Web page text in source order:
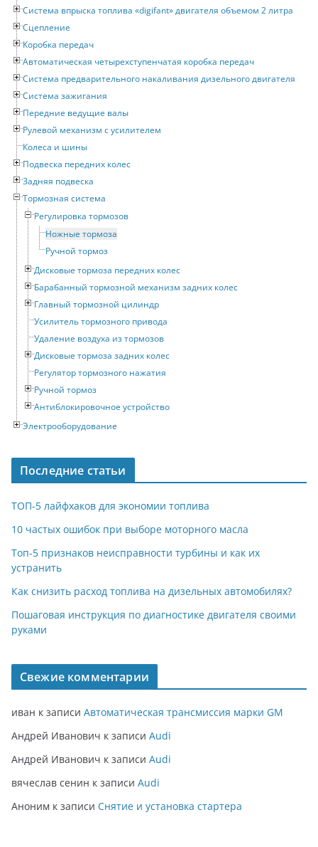
Система впрыска топлива «digifant» двигателя объемом 2 литра
Сцепление
Коробка передач
Автоматическая четырехступенчатая коробка передач
Система предварительного накаливания дизельного двигателя
Система зажигания
Передние ведущие валы
Рулевой механизм с усилителем
Колеса и шины
Подвеска передних колес
Задняя подвеска
Тормозная система
Регулировка тормозов
Ножные тормоза
Ручной тормоз
Дисковые тормоза передних колес
Барабанный тормозной механизм задних колес
Главный тормозной цилиндр
Усилитель тормозного привода
Удаление воздуха из тормозов
Дисковые тормоза задних колес
Регулятор тормозного нажатия
Ручной тормоз
Антиблокировочное устройство
Электрооборудование
Последние статьи
ТОП-5 лайфхаков для экономии топлива
10 частых ошибок при выборе моторного масла
Топ-5 признаков неисправности турбины и как их
устранить
Как снизить расход топлива на дизельных автомобилях?
Пошаговая инструкция по диагностике двигателя своими
руками
Свежие комментарии
иван к записи Автоматическая трансмиссия марки GM
Андрей Иванович к записи Audi
Андрей Иванович к записи Audi
вячеслав сенин к записи Audi
Аноним к записи Снятие и установка стартера